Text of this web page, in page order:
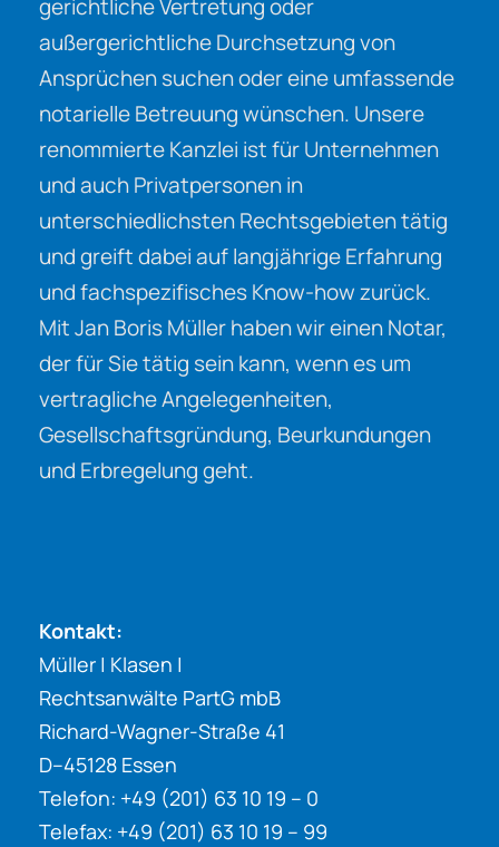
gerichtliche Vertretung oder
außergerichtliche Durchsetzung von
Ansprüchen suchen oder eine umfassende
notarielle Betreuung wünschen. Unsere
renommierte Kanzlei ist für Unternehmen
und auch Privatpersonen in
unterschiedlichsten Rechtsgebieten tätig
und greift dabei auf langjährige Erfahrung
und fachspezifisches Know-how zurück.
Mit Jan Boris Müller haben wir einen Notar,
der für Sie tätig sein kann, wenn es um
vertragliche Angelegenheiten,
Gesellschaftsgründung, Beurkundungen
und Erbregelung geht.
Kontakt:
Müller | Klasen |
Rechtsanwälte PartG mbB
Richard-Wagner-Straße 41
D–45128 Essen
Telefon: +49 (201) 63 10 19 – 0
Telefax: +49 (201) 63 10 19 – 99